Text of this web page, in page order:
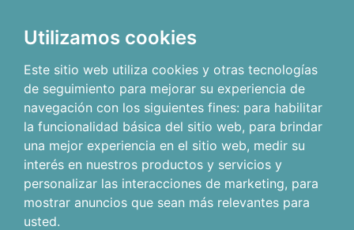
Utilizamos cookies
Este sitio web utiliza cookies y otras tecnologías
de seguimiento para mejorar su experiencia de
navegación con los siguientes fines: para habilitar
la funcionalidad básica del sitio web, para brindar
una mejor experiencia en el sitio web, medir su
interés en nuestros productos y servicios y
personalizar las interacciones de marketing, para
mostrar anuncios que sean más relevantes para
usted.